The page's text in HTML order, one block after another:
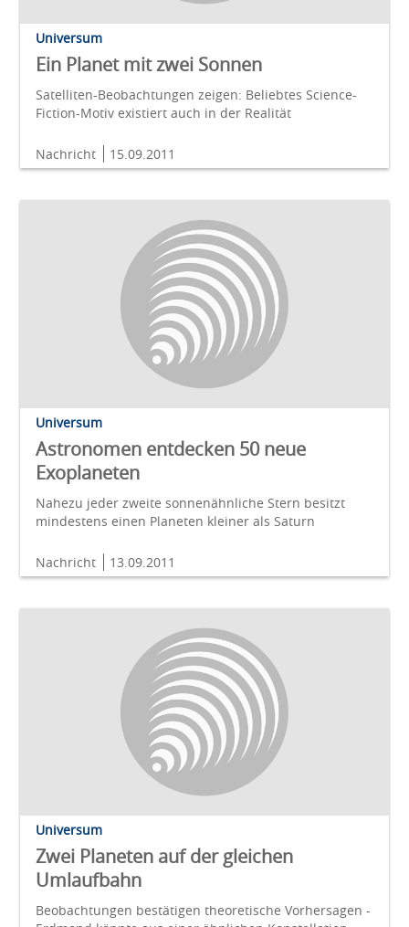
Universum
Ein Planet mit zwei Sonnen
Satelliten-Beobachtungen zeigen: Beliebtes Science-
Fiction-Motiv existiert auch in der Realität
Nachricht 15.09.2011
Universum
Astronomen entdecken 50 neue
Exoplaneten
Nahezu jeder zweite sonnenähnliche Stern besitzt
mindestens einen Planeten kleiner als Saturn
Nachricht 13.09.2011
Universum
Zwei Planeten auf der gleichen
Umlaufbahn
Beobachtungen bestätigen theoretische Vorhersagen -